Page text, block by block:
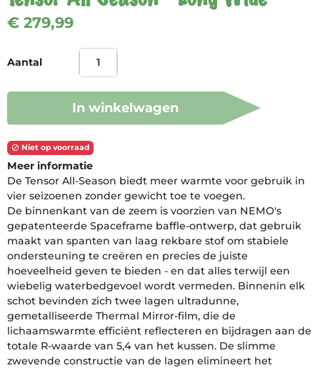
€ 279,99
Aantal
In winkelwagen
 Niet op voorraad
Meer informatie
De Tensor All-Season biedt meer warmte voor gebruik in
vier seizoenen zonder gewicht toe te voegen.
De binnenkant van de zeem is voorzien van NEMO's
gepatenteerde Spaceframe baffle-ontwerp, dat gebruik
maakt van spanten van laag rekbare stof om stabiele
ondersteuning te creëren en precies de juiste
hoeveelheid geven te bieden - en dat alles terwijl een
wiebelig waterbedgevoel wordt vermeden. Binnenin elk
schot bevinden zich twee lagen ultradunne,
gemetalliseerde Thermal Mirror-film, die de
lichaamswarmte efficiënt reflecteren en bijdragen aan de
totale R-waarde van 5,4 van het kussen. De slimme
zwevende constructie van de lagen elimineert het